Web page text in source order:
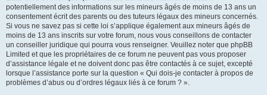
potentiellement des informations sur les mineurs âgés de moins de 13 ans un
consentement écrit des parents ou des tuteurs légaux des mineurs concernés.
Si vous ne savez pas si cette loi s’applique également aux mineurs âgés de
moins de 13 ans inscrits sur votre forum, nous vous conseillons de contacter
un conseiller juridique qui pourra vous renseigner. Veuillez noter que phpBB
Limited et que les propriétaires de ce forum ne peuvent pas vous proposer
d’assistance légale et ne doivent donc pas être contactés à ce sujet, excepté
lorsque l’assistance porte sur la question « Qui dois-je contacter à propos de
problèmes d’abus ou d’ordres légaux liés à ce forum ? ».